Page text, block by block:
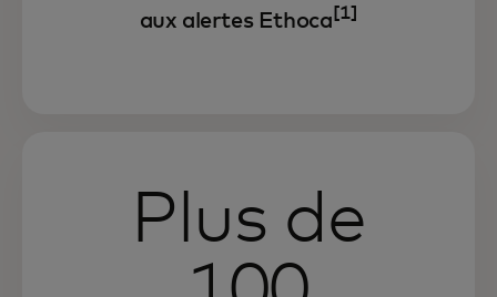
aux alertes Ethoca [1]
Plus de